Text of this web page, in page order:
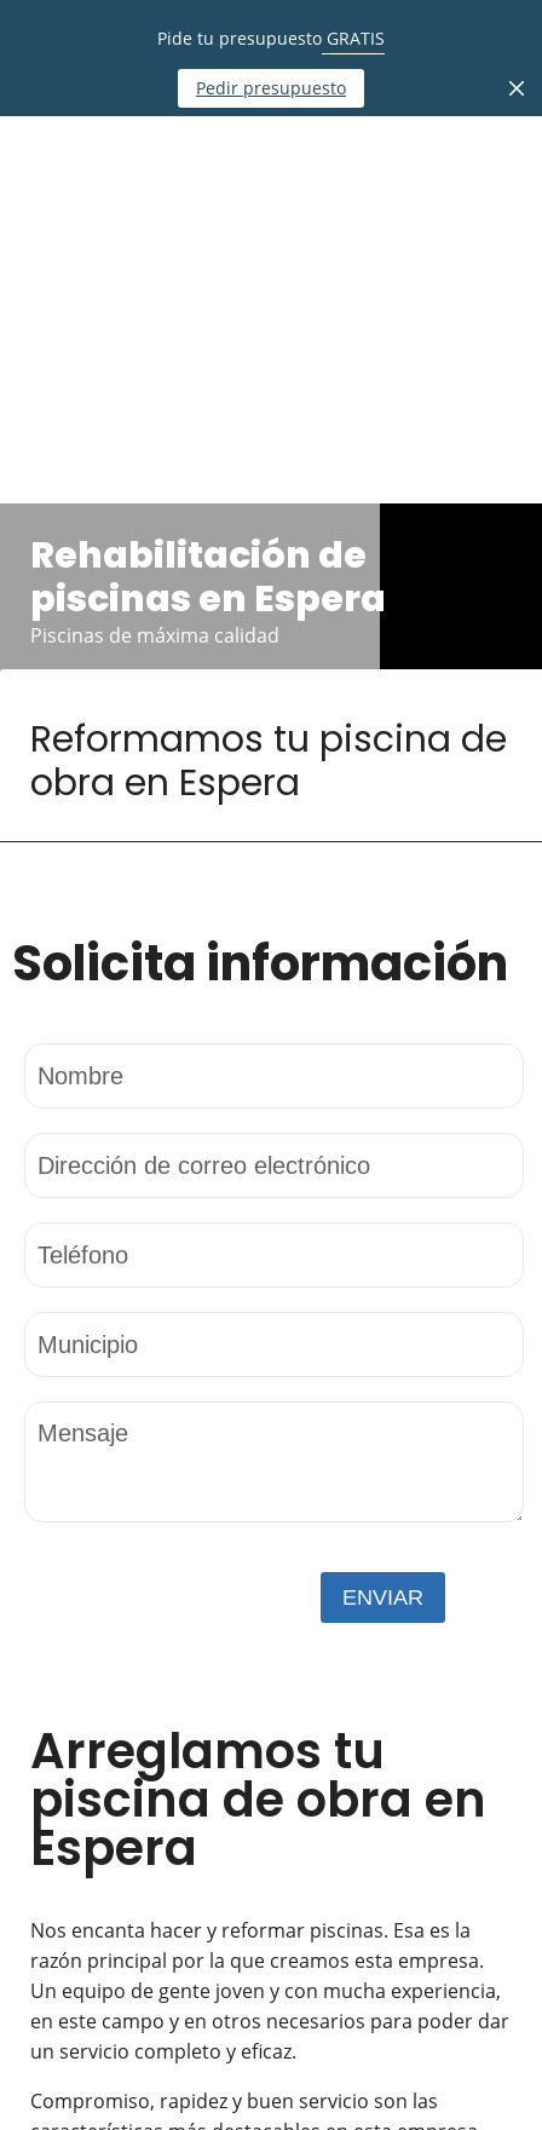
Pide tu presupuesto GRATIS
Pedir presupuesto
Rehabilitación de
piscinas en Espera
Piscinas de máxima calidad
Reformamos tu piscina de
obra en Espera
Solicita información
Arreglamos tu
piscina de obra en
Espera
Nos encanta hacer y reformar piscinas. Esa es la
razón principal por la que creamos esta empresa.
Un equipo de gente joven y con mucha experiencia,
en este campo y en otros necesarios para poder dar
un servicio completo y eficaz.
Compromiso, rapidez y buen servicio son las